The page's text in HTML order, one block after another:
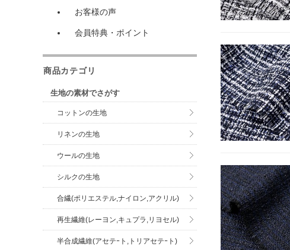
お客様の声
会員特典・ポイント
商品カテゴリ
生地の素材でさがす
コットンの生地
リネンの生地
ウールの生地
シルクの生地
合繊(ポリエステル,ナイロン,アクリル)
再生繊維(レーヨン,キュプラ,リヨセル)
半合成繊維(アセテｰト,トリアセテｰト)